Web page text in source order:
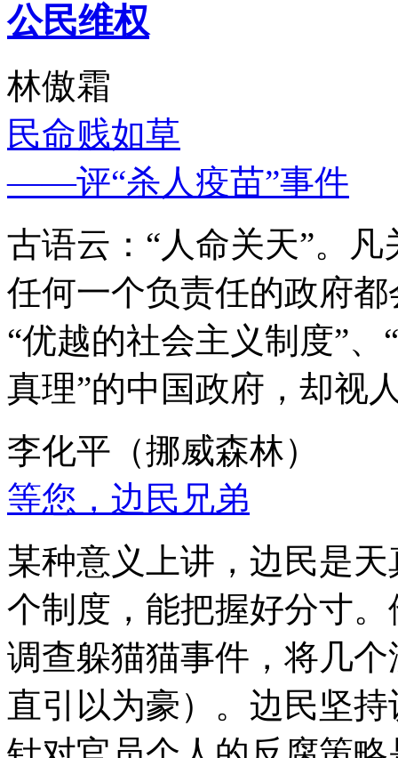
公民维权
林傲霜
民命贱如草
——评“杀人疫苗”事件
古语云：“人命关天”。
任何一个负责任的政府
“优越的社会主义制度”
真理”的中国政府，却视
李化平（挪威森林）
等您，边民兄弟
某种意义上讲，边民是
个制度，能把握好分寸
调查躲猫猫事件，将几
直引以为豪）。边民坚